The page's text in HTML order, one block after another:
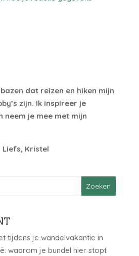
dat reizen en hiken mijn
zijn. Ik inspireer je
je mee met mijn
Liefs, Kristel
tijdens je wandelvakantie in
waarom je bundel hier stopt